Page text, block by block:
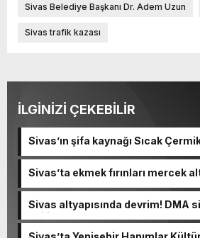
Sivas Belediye Başkanı Dr. Adem Uzun
Sivas trafik kazası
İLGİNİZİ ÇEKEBİLİR
Sivas’ın şifa kaynağı Sıcak
Sivas’ta ekmek fırınları mercek
Sivas altyapısında devrim! DMA
ediliyor…